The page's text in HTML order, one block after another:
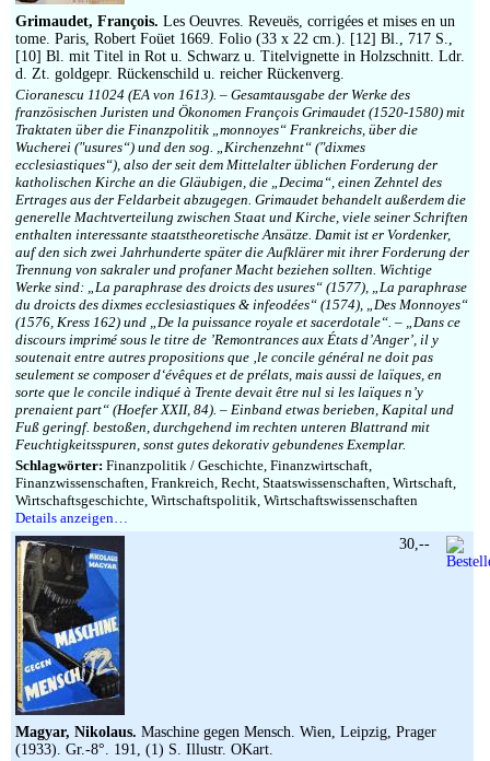
Grimaudet, François. Les Oeuvres. Reveuës, corrigées et mises en un
tome. Paris, Robert Foüet 1669. Folio (33 x 22 cm.). [12] Bl., 717 S.,
[10] Bl. mit Titel in Rot u. Schwarz u. Titelvignette in Holzschnitt. Ldr.
d. Zt. goldgepr. Rückenschild u. reicher Rückenverg.
Cioranescu 11024 (EA von 1613). – Gesamtausgabe der Werke des
französischen Juristen und Ökonomen François Grimaudet (1520-1580) mit
Traktaten über die Finanzpolitik „monnoyes“ Frankreichs, über die
Wucherei (″usures“) und den sog. „Kirchenzehnt“ (″dixmes
ecclesiastiques“), also der seit dem Mittelalter üblichen Forderung der
katholischen Kirche an die Gläubigen, die „Decima“, einen Zehntel des
Ertrages aus der Feldarbeit abzugegen. Grimaudet behandelt außerdem die
generelle Machtverteilung zwischen Staat und Kirche, viele seiner Schriften
enthalten interessante staatstheoretische Ansätze. Damit ist er Vordenker,
auf den sich zwei Jahrhunderte später die Aufklärer mit ihrer Forderung der
Trennung von sakraler und profaner Macht beziehen sollten. Wichtige
Werke sind: „La paraphrase des droicts des usures“ (1577), „La paraphrase
du droicts des dixmes ecclesiastiques & infeodées“ (1574), „Des Monnoyes“
(1576, Kress 162) und „De la puissance royale et sacerdotale“. – „Dans ce
discours imprimé sous le titre de ’Remontrances aux États d’Anger’, il y
soutenait entre autres propositions que ‚le concile général ne doit pas
seulement se composer d‘évêques et de prélats, mais aussi de laïques, en
sorte que le concile indiqué à Trente devait être nul si les laïques n’y
prenaient part“ (Hoefer XXII, 84). – Einband etwas berieben, Kapital und
Fuß geringf. bestoßen, durchgehend im rechten unteren Blattrand mit
Feuchtigkeitsspuren, sonst gutes dekorativ gebundenes Exemplar.
Schlagwörter: Finanzpolitik / Geschichte, Finanzwirtschaft,
Finanzwissenschaften, Frankreich, Recht, Staatswissenschaften, Wirtschaft,
Wirtschaftsgeschichte, Wirtschaftspolitik, Wirtschaftswissenschaften
Details anzeigen…
Magyar, Nikolaus. Maschine gegen Mensch. Wien, Leipzig, Prager
(1933). Gr.-8°. 191, (1) S. Illustr. OKart.
30,--